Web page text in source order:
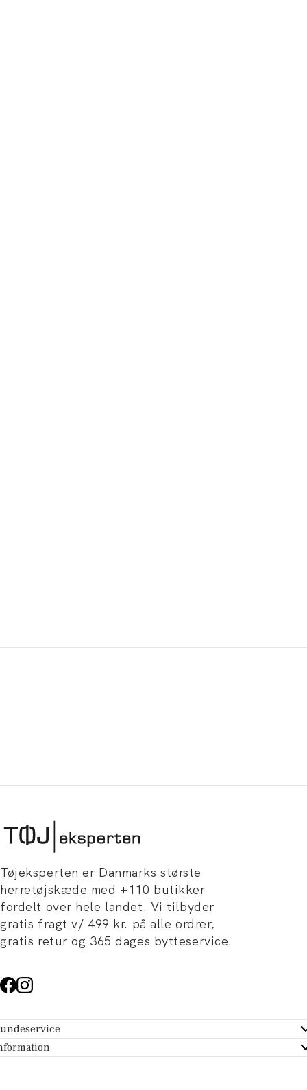
Tøjeksperten er Danmarks største
herretøjskæde med +110 butikker
fordelt over hele landet. Vi tilbyder
gratis fragt v/ 499 kr. på alle ordrer,
gratis retur og 365 dages bytteservice.
- Hjælpecenter
Tøjeksperten